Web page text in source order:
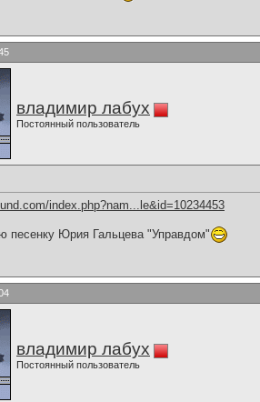
владимир лабух
Постоянный пользователь
index.php?nam...le&id=10234453
песенку Юрия Гальцева "Управдом"
владимир лабух
Постоянный пользователь